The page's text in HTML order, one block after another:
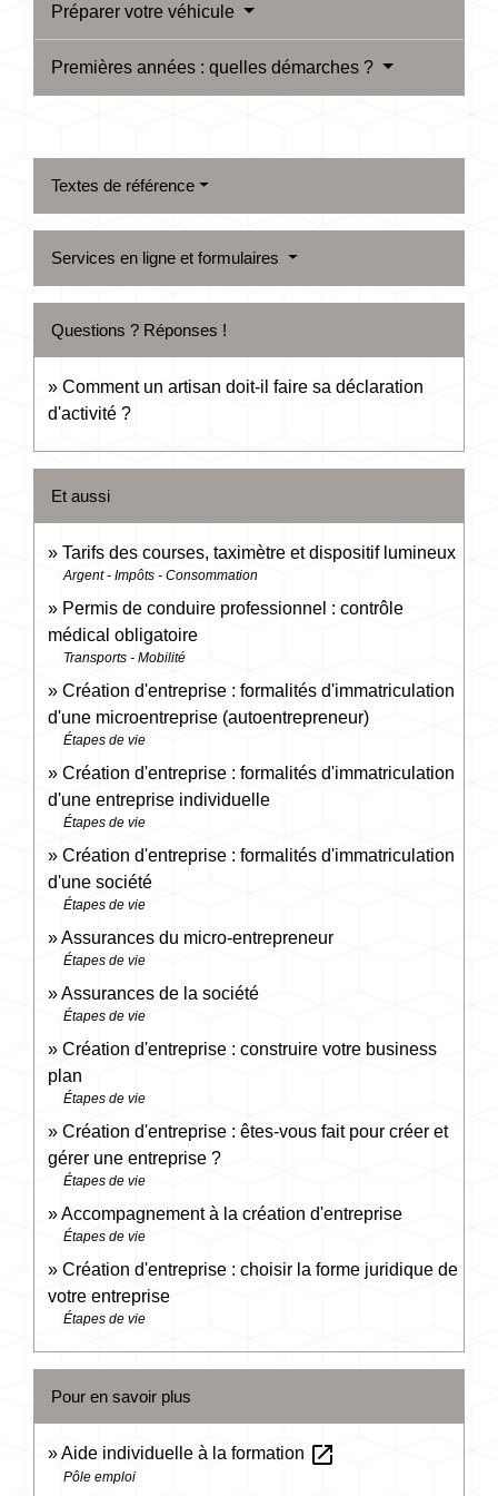
Préparer votre véhicule
Premières années : quelles démarches ?
Textes de référence
Services en ligne et formulaires
Questions ? Réponses !
Comment un artisan doit-il faire sa déclaration
d'activité ?
Et aussi
Tarifs des courses, taximètre et dispositif lumineux
Argent - Impôts - Consommation
Permis de conduire professionnel : contrôle
médical obligatoire
Transports - Mobilité
Création d'entreprise : formalités d'immatriculation
d'une microentreprise (autoentrepreneur)
Étapes de vie
Création d'entreprise : formalités d'immatriculation
d'une entreprise individuelle
Étapes de vie
Création d'entreprise : formalités d'immatriculation
d'une société
Étapes de vie
Assurances du micro-entrepreneur
Étapes de vie
Assurances de la société
Étapes de vie
Création d'entreprise : construire votre business
plan
Étapes de vie
Création d'entreprise : êtes-vous fait pour créer et
gérer une entreprise ?
Étapes de vie
Accompagnement à la création d'entreprise
Étapes de vie
Création d'entreprise : choisir la forme juridique de
votre entreprise
Étapes de vie
Pour en savoir plus
Aide individuelle à la formation open_in_new
Pôle emploi